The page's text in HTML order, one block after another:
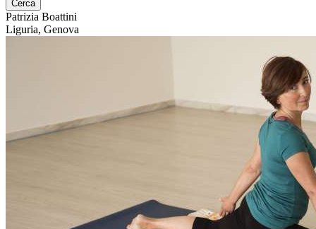
Cerca
Patrizia Boattini
Liguria, Genova